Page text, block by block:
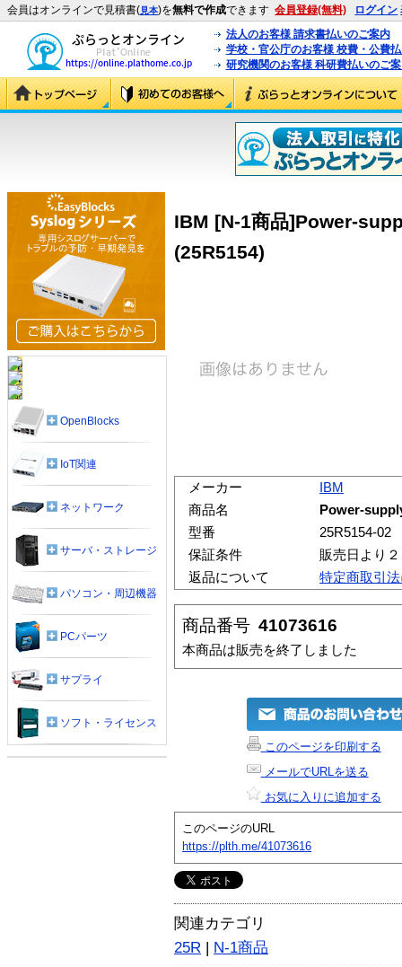
会員はオンラインで見積書(見本)を無料で作成できます 会員登録(無料) ログイン
法人のお客様 請求書払いのご案内
学校・官公庁のお客様 校費・公費
研究機関のお客様 科研費払いのご
IBM [N-1商品]Power-
(25R5154)
メーカー
IBM
商品名
Power-
型番
25R5154-02
保証条件
販売日より
返品について
特定商取引
商品番号 41073616
本商品は販売を終了しました
このページを印刷する
メールでURLを送る
お気に入りに追加する
このページのURL
https://plth.me/41073616
関連カテゴリ
25R | N-1商品
OpenBlocks
IoT関連
ネットワーク
サーバ・ストレージ
パソコン・周辺機器
PCパーツ
サプライ
ソフト・ライセンス